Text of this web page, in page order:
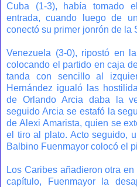
Cuba (1-3), había tomado
entrada, cuando luego de
conectó su primer jonrón de la
Venezuela (3-0), ripostó en
colocando el partido en caja
tanda con sencillo al
Hernández igualó las
de Orlando Arcia daba la
seguido Arcia se estafó la
de Alexi Amarista, quien se
el tiro al plato. Acto seguido,
Balbino Fuenmayor colocó el
Los Caribes añadieron otra
capítulo, Fuenmayor la